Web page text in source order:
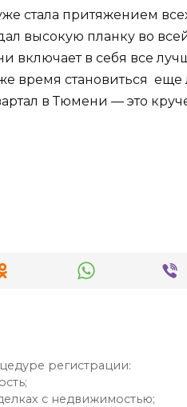
стала притяжением
высокую планку во
включает в себя все
время становиться еще
в Тюмени — это
регистрации:
с недвижимостью;